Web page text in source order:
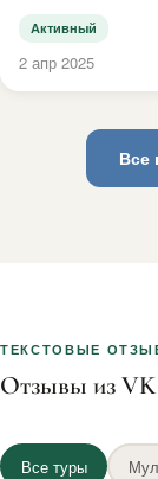
Активный
2 апр 2025
Все
ТЕКСТОВЫЕ
Отзывы из VK
Все туры